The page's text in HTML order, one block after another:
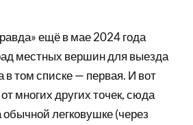
ещё в мае 2024 года
местных вершин для выезда
в том списке — первая. И вот
многих других точек, сюда
легковушке (через